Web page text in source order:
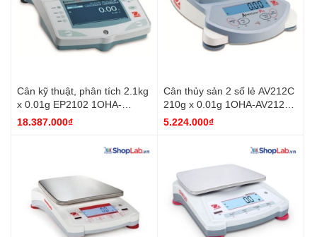
Cân kỹ thuật, phân tích 2.1kg
x 0.01g EP2102 1OHA-
EP2102C Ohaus
18.387.000₫
Cân thủy sản 2 số lẻ AV212C
210g x 0.01g 1OHA-AV212C
Ohaus
5.224.000₫